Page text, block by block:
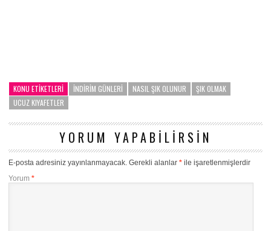
KONU ETIKETLERI INDIRIM GÜNLERI NASIL ŞIK OLUNUR
ŞIK OLMAK
UCUZ KIYAFETLER
YORUM YAPABILIRSIN
E-posta adresiniz yayınlanmayacak. Gerekli alanlar * ile işaretlenmişlerdir
Yorum *